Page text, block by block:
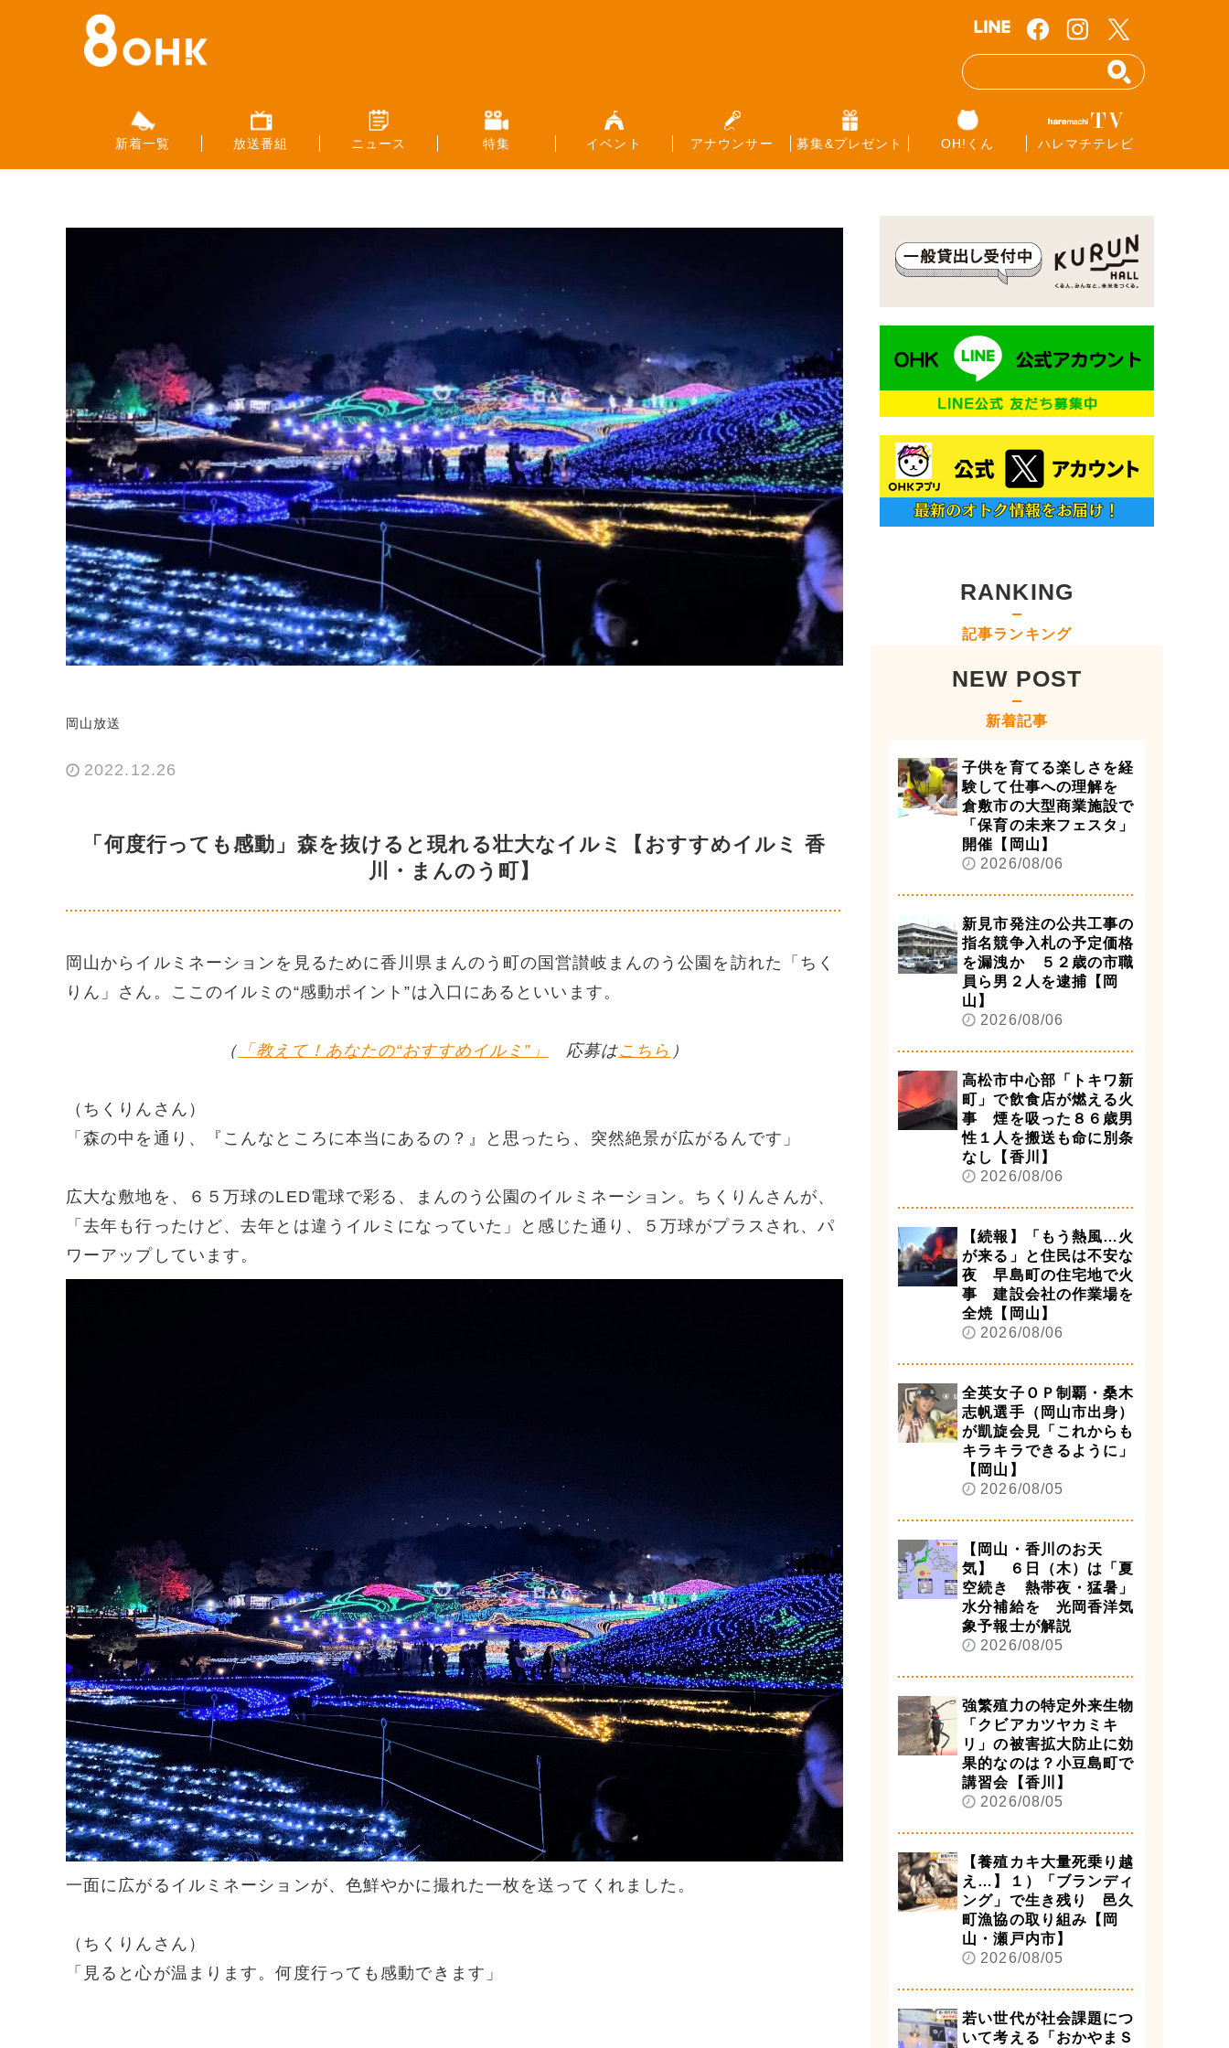
新着一覧 放送番組 ニュース 特集 イベント アナウンサー 募集&プレゼント OH!くん ハレマチテレビ
岡山放送
2022.12.26
「何度行っても感動」森を抜けると現れる壮大なイルミ【おすすめイルミ 香
川・まんのう町】
岡山からイルミネーションを見るために香川県まんのう町の国営讃岐まんのう公園を訪れた「ちく
りん」さん。ここのイルミの“感動ポイント”は入口にあるといいます。
（ 「教えて！あなたの“おすすめイルミ”」 応募はこちら ）
（ちくりんさん）
「森の中を通り、『こんなところに本当にあるの？』と思ったら、突然絶景が広がるんです」
広大な敷地を、６５万球のLED電球で彩る、まんのう公園のイルミネーション。ちくりんさんが、
「去年も行ったけど、去年とは違うイルミになっていた」と感じた通り、５万球がプラスされ、パ
ワーアップしています。
一面に広がるイルミネーションが、色鮮やかに撮れた一枚を送ってくれました。
（ちくりんさん）
「見ると心が温まります。何度行っても感動できます」
RANKING
記事ランキング
NEW POST
新着記事
子供を育てる楽しさを経
験して仕事への理解を
倉敷市の大型商業施設で
「保育の未来フェスタ」
開催【岡山】
2026/08/06
新見市発注の公共工事の
指名競争入札の予定価格
を漏洩か ５２歳の市職
員ら男２人を逮捕【岡
山】
2026/08/06
高松市中心部「トキワ新
町」で飲食店が燃える火
事 煙を吸った８６歳男
性１人を搬送も命に別条
なし【香川】
2026/08/06
【続報】「もう熱風…火
が来る」と住民は不安な
夜 早島町の住宅地で火
事 建設会社の作業場を
全焼【岡山】
2026/08/06
全英女子ＯＰ制覇・桑木
志帆選手（岡山市出身）
が凱旋会見「これからも
キラキラできるように」
【岡山】
2026/08/05
【岡山・香川のお天
気】 ６日（木）は「夏
空続き 熱帯夜・猛暑」
水分補給を 光岡香洋気
象予報士が解説
2026/08/05
強繁殖力の特定外来生物
「クビアカツヤカミキ
リ」の被害拡大防止に効
果的なのは？小豆島町で
講習会【香川】
2026/08/05
【養殖カキ大量死乗り越
え…】１）「ブランディ
ング」で生き残り 邑久
町漁協の取り組み【岡
山・瀬戸内市】
2026/08/05
若い世代が社会課題につ
いて考える「おかやまＳ